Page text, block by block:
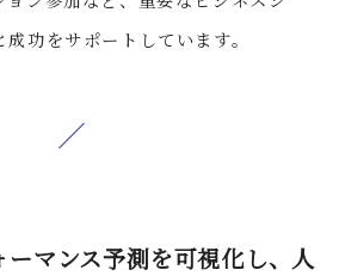
功をサポートしています。
マンス予測を可視化し、人